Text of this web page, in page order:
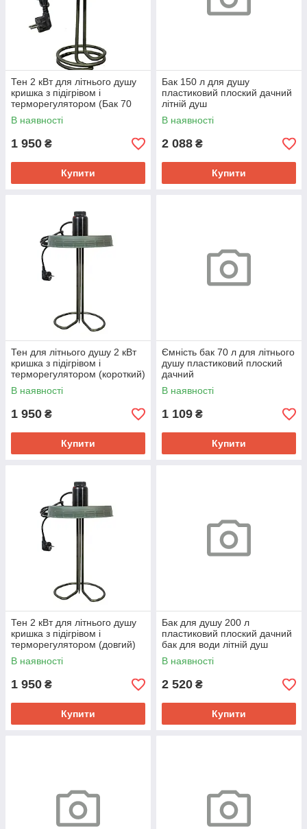
Тен 2 кВт для літнього душу
кришка з підігрівом і
терморегулятором (Бак 70
літрів)
В наявності
1 950 ₴
Купити
Бак 150 л для душу
пластиковий плоский дачний
літній душ
В наявності
2 088 ₴
Купити
Тен для літнього душу 2 кВт
кришка з підігрівом і
терморегулятором (короткий)
В наявності
1 950 ₴
Купити
Ємність бак 70 л для літнього
душу пластиковий плоский
дачний
В наявності
1 109 ₴
Купити
Тен 2 кВт для літнього душу
кришка з підігрівом і
терморегулятором (довгий)
В наявності
1 950 ₴
Купити
Бак для душу 200 л
пластиковий плоский дачний
бак для води літній душ
В наявності
2 520 ₴
Купити